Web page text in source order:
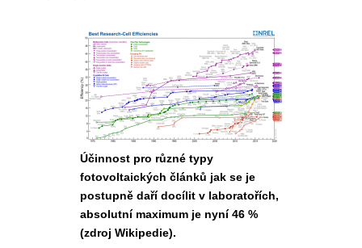
Účinnost pro různé typy
fotovoltaických článků jak se je
postupně daří docílit v laboratořích,
absolutní maximum je nyní 46 %
(zdroj Wikipedie).